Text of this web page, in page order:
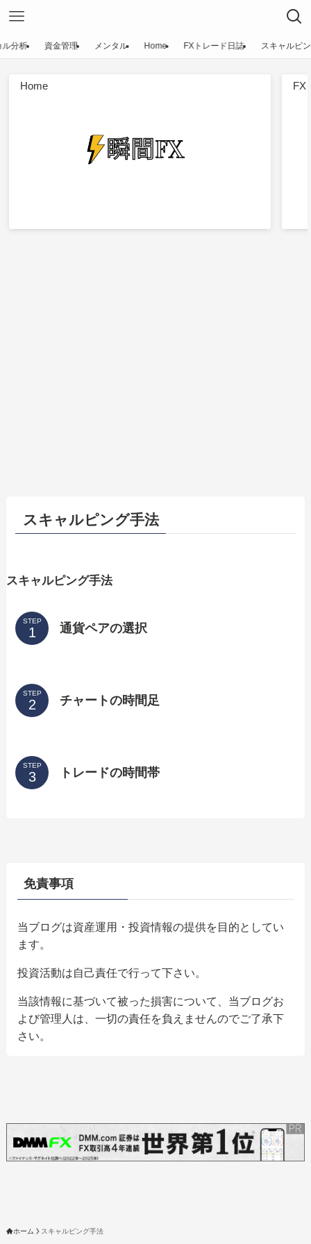
ル分析 資金管理 メンタル Home FXトレード日誌 スキャルピ
Home FX
スキャルピング手法
スキャルピング手法
STEP
通貨ペアの選択
STEP
チャートの時間足
STEP
トレードの時間帯
免責事項
当ブログは資産運用・投資情報の提供を目的としてい
ます。
投資活動は自己責任で行って下さい。
当該情報に基づいて被った損害について、当ブログお
よび管理人は、一切の責任を負えませんのでご了承下
さい。
ホーム スキャルピング手法